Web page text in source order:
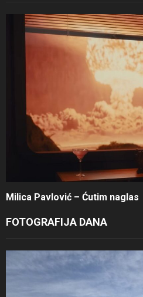
Milica Pavlović – Ćutim naglas
FOTOGRAFIJA DANA